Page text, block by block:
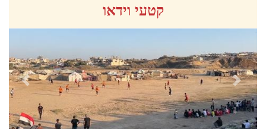
מתנחלים תקפו שוב את קהילת אל־כעאבנה ממזרח לא־ ...
07/אוגוסט/2026 12:14 PM
מחוז ירושלים: כוחות הכיבוש נסוגו ממחנה קלנדיה ...
07/אוגוסט/2026 12:11 PM
תקיפות כוחות הכיבוש והמתנחלים נמשכו: מעצרים, ...
07/אוגוסט/2026 12:00 PM
הנשיא עבאס קיבל את חברי מועצת עיריית רמאללה ו ...
קטעי וידאו
Next